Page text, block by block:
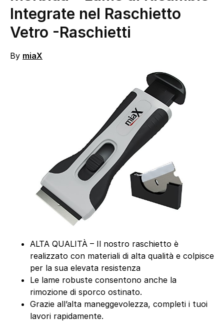
Integrate nel Raschietto
Vetro -Raschietti
By miaX
ALTA QUALITÀ – Il nostro raschietto è
realizzato con materiali di alta qualità e colpisce
per la sua elevata resistenza
Le lame robuste consentono anche la
rimozione di sporco ostinato.
Grazie all’alta maneggevolezza, completi i tuoi
lavori rapidamente.